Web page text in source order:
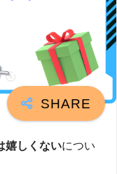
嬉しくないについ